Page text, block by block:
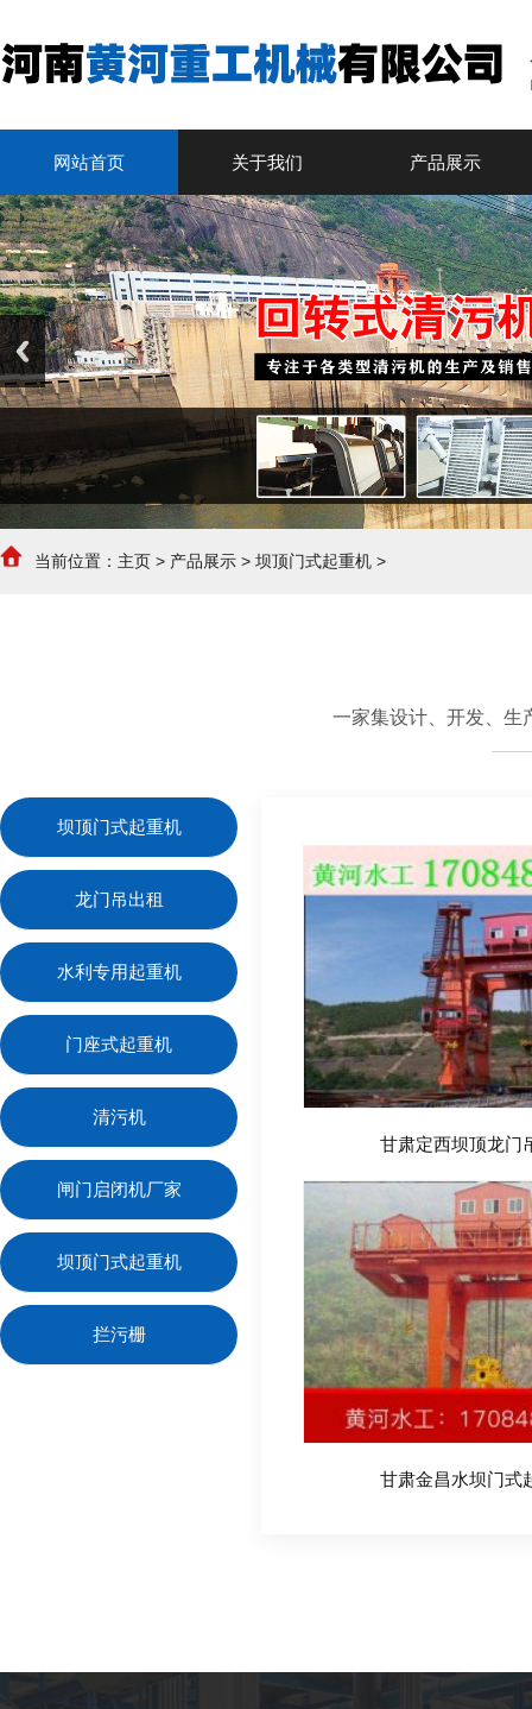
网站首页 关于我们 产品展示
当前位置： 主页 > 产品展示 > 坝顶门式起重机 >
一家集设计、开发、生
坝顶门式起重机
龙门吊出租
水利专用起重机
门座式起重机
清污机
闸门启闭机厂家
坝顶门式起重机
拦污栅
甘肃定西坝顶龙门
甘肃金昌水坝门式